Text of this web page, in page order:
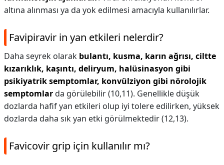
altına alınması ya da yok edilmesi amacıyla kullanılırlar.
Favipiravir in yan etkileri nelerdir?
Daha seyrek olarak bulantı, kusma, karın ağrısı, ciltte
kızarıklık, kaşıntı, deliryum, halüsinasyon gibi
psikiyatrik semptomlar, konvülziyon gibi nörolojik
semptomlarda görülebilir (10,11). Genellikle düşük
dozlarda hafif yan etkileri olup iyi tolere edilirken, yüksek
dozlarda daha sık yan etki görülmektedir (12,13).
Favicovir grip için kullanılır mı?